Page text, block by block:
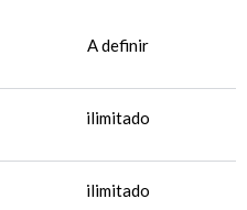
A definir
ilimitado
ilimitado